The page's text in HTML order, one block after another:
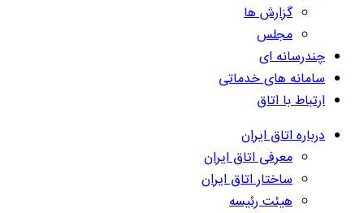
گزارش ها
مجلس
چندرسانه ای
سامانه های خدماتی
ارتباط با اتاق
درباره اتاق ایران
معرفی اتاق ایران
ساختار اتاق ایران
هیئت رئیسه